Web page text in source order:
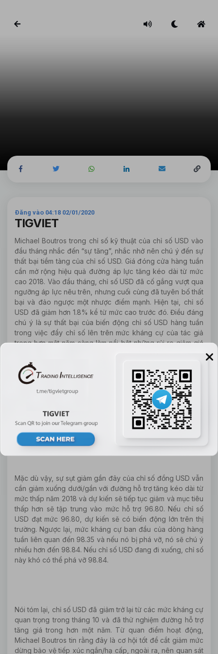
Đăng vào 04:18 02/01/2020
TIGVIET
Michael Boutros trong chỉ số kỹ thuật của chỉ số USD vào
đầu tháng nhắc đến “sự tăng”, nhắc nhở nên chú ý đến sự
thất bại tiềm tàng của chỉ số USD. Giá đóng cửa hàng tuần
cần mở rộng hiệu quả đường áp lực tăng kéo dài từ mức
cao 2018. Vào đầu tháng, chỉ số USD đã cố gắng vượt qua
ngưỡng áp lực nêu trên, nhưng cuối cùng đã tuyên bố thất
bại và đảo ngược một nhược điểm mạnh. Hiện tại, chỉ số
USD đã giảm hơn 1.8% kể từ mức cao trước đó. Điều đáng
chú ý là sự thất bại của biến động chỉ số USD hàng tuần
trong việc đẩy chỉ số lên trên mức kháng cự của tác giả
trong hơn một năm càng làm nổi bật những rủi ro giảm giá
Chỉ số USD hàng tuần
Mặc dù vậy, sự sụt giảm gần đây của chỉ số đồng USD vẫn
cần giảm xuống dưới/gần với đường hỗ trợ tăng kéo dài từ
mức thấp năm 2018 và dự kiến sẽ tiếp tục giảm và mục tiêu
thấp hơn sẽ tập trung vào mức hỗ trợ 96.80. Nếu chỉ số
USD đạt mức 96.80, dự kiến sẽ có biến động lớn trên thị
trường. Ngược lại, mức kháng cự ban đầu của dòng hàng
tuần liên quan đến 98.35 và nếu nó bị phá vỡ, nó sẽ chú ý
nhiều hơn đến 98.84. Nếu chỉ số USD đang đi xuống, chỉ số
này khó có thể phá vỡ 98.84.
Nói tóm lại, chỉ số USD đã giảm trở lại từ các mức kháng cự
quan trọng trong tháng 10 và đã thử nghiệm đường hỗ trợ
tăng giá trong hơn một năm. Từ quan điểm hoạt động,
Michael Boutros tin rằng đây là cơ hội tốt để cắt giảm mức
dừng bảo vệ tiếp xúc ngắn/hạ cấp, ngoài ra, nên quan sát